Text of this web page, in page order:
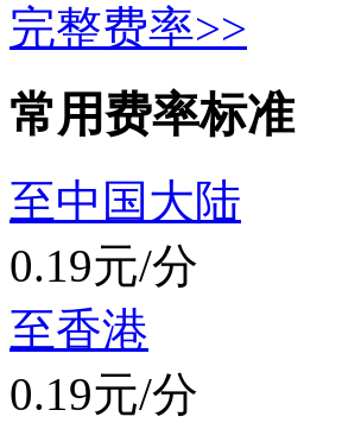
完整费率>>
常用费率标准
至中国大陆
0.19元/分
至香港
0.19元/分